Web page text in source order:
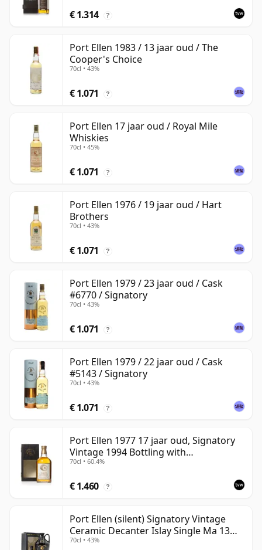
€ 1.314 ?
Port Ellen 1983 / 13 jaar oud / The
Cooper's Choice
70cl • 43%
€ 1.071 ?
Port Ellen 17 jaar oud / Royal Mile
Whiskies
70cl • 45%
€ 1.071 ?
Port Ellen 1976 / 19 jaar oud / Hart
Brothers
70cl • 43%
€ 1.071 ?
Port Ellen 1979 / 23 jaar oud / Cask
#6770 / Signatory
70cl • 43%
€ 1.071 ?
Port Ellen 1979 / 22 jaar oud / Cask
#5143 / Signatory
70cl • 43%
€ 1.071 ?
Port Ellen 1977 17 jaar oud, Signatory
Vintage 1994 Bottling with
Presentation Box - Cask 5560
70cl • 60.4%
€ 1.460 ?
Port Ellen (silent) Signatory Vintage
Ceramic Decanter Islay Single Ma 13
jaar oud
70cl • 43%